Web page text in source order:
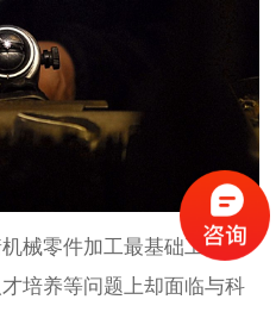
械零件加工最基础工作的
培养等问题上却面临与科